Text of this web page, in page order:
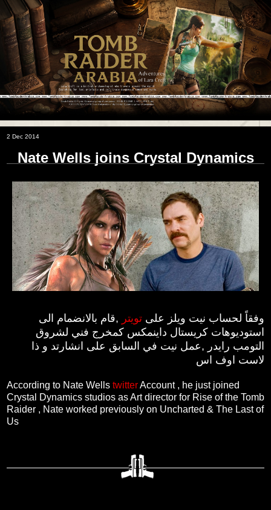
2 Dec 2014
Nate Wells joins Crystal Dynamics
وفقاً لحساب نيت ويلز على تويتر ,قام بالانضمام الى
استوديوهات كريستال داينمكس كمخرج فني لشروق
التومب رايدر ,عمل نيت في السابق على انشارتد و ذا
لاست اوف اس
According to Nate Wells twitterAccount , he just joined
Crystal Dynamics studios as Art director for Rise of the Tomb
Raider , Nate worked previously on Uncharted & The Last of
Us